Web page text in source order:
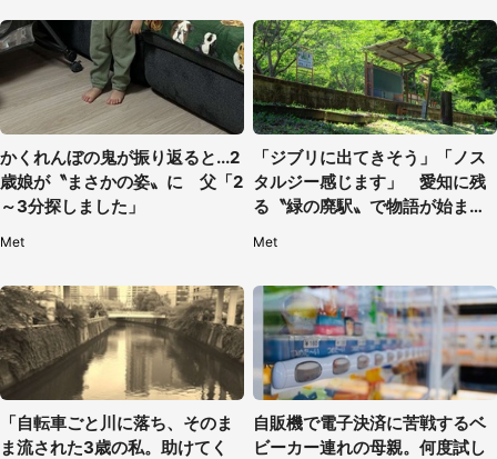
かくれんぼの鬼が振り返ると...2
歳娘が〝まさかの姿〟に 父「2
～3分探しました」
Met
「ジブリに出てきそう」「ノス
タルジー感じます」 愛知に残
る〝緑の廃駅〟で物語が始まり
Met
「自転車ごと川に落ち、そのま
ま流された3歳の私。助けてく
自販機で電子決済に苦戦するベ
ビーカー連れの母親。何度試し